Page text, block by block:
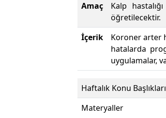
Amaç
Kalp
öğretilecektir.
İçerik
Koroner arter
hatalarda
uygulamalar,
Haftalık Konu Başlıkları
Materyaller